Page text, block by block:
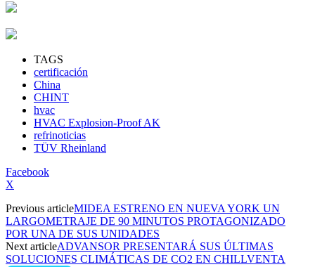
TAGS
certificación
China
CHINT
hvac
HVAC Explosion-Proof AK
refrinoticias
TÜV Rheinland
Facebook
X
Previous articleMIDEA ESTRENO EN NUEVA YORK UN
LARGOMETRAJE DE 90 MINUTOS PROTAGONIZADO
POR UNA DE SUS UNIDADES
Next articleADVANSOR PRESENTARÁ SUS ÚLTIMAS
SOLUCIONES CLIMÁTICAS DE CO2 EN CHILLVENTA